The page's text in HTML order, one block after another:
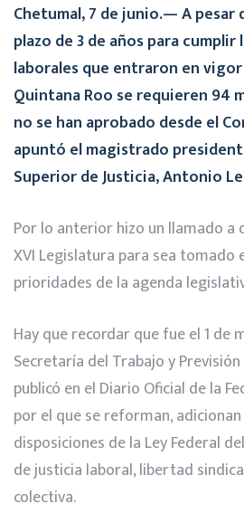
Chetumal, 7 de junio.— A pesar
plazo de 3 de años para
laborales que entraron en
Quintana Roo se requieren 94
no se han aprobado desde el
apuntó el magistrado
Superior de Justicia, Antonio
Por lo anterior hizo un llamado a
XVI Legislatura para sea tomado
prioridades de la agenda
Hay que recordar que fue el 1 de
Secretaría del Trabajo y
publicó en el Diario Oficial de la
por el que se reforman,
disposiciones de la Ley Federal
de justicia laboral, libertad
colectiva.